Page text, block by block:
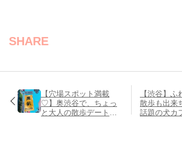
SHARE
【穴場スポット満載
♡】奥渋谷で、ちょっ
と大人の散歩デートは
【渋谷】ふ
散歩も出来
話題の犬カ